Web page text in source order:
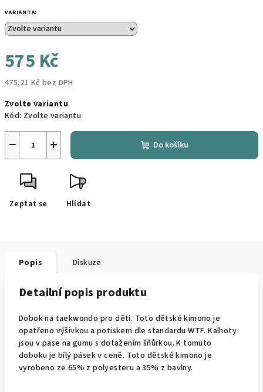
VARIANTA:
575 Kč
475,21 Kč bez DPH
cena:
Zvolte variantu
Kód: Zvolte variantu
+
− Do košíku
Zeptat se Hlídat
Popis Diskuze
Detailní popis produktu
Dobok na taekwondo pro děti. Toto dětské kimono je
opatřeno výšivkou a potiskem dle standardu WTF. Kalhoty
jsou v pase na gumu s dotažením šňůrkou. K tomuto
doboku je bílý pásek v ceně. Toto dětské kimono je
vyrobeno ze 65% z polyesteru a 35% z bavlny.